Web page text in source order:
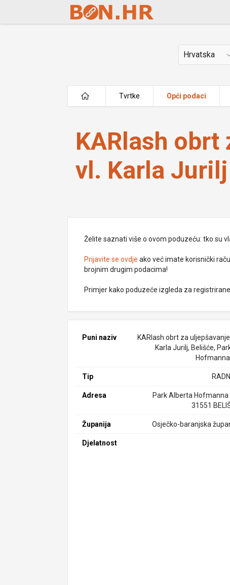
Skip to Main Content
Država
Tvrtke Opći podaci
KARlash obrt za uljepšavanje vl.
KARlash obrt
vl. Karla Jurilj
Želite saznati više o ovom poduzeću: tko su
Prijavite se ovdje ako već imate korisnički
brojnim drugim podacima!
Primjer kako poduzeće izgleda za
Puni naziv
KARlash obrt za uljepšavanje,
Karla Jurilj, Belišće,
Tip
Adresa
Park Alberta Hofmanna
31551
Županija Osječko-baranjska
Djelatnost